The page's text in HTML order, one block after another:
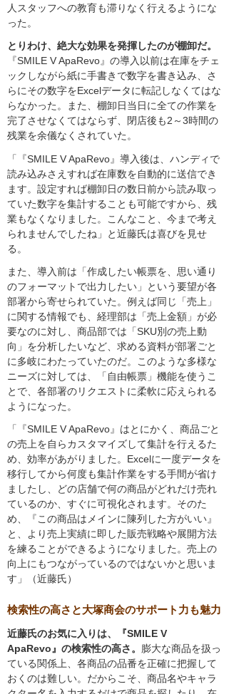
人スタッフへの教育も滞りなく行えるようにな
った。
とりわけ、絶大な効果を発揮したのが棚卸だ。
『SMILE V ApaRevo』の導入以前は在庫をチェ
ックしながら紙に手書きで数字を書き込み、さ
らにその数字をExcelデータに転記しなくてはな
らなかった。また、棚卸日当日に全ての作業を
完了させなくてはならず、閉店後も2～3時間の
残業を余儀なくされていた。
「『SMILE V ApaRevo』導入後は、ハンディで
読み込みさえすれば在庫数を自動的に送信でき
ます。設定すれば棚卸日の数日前から読み取っ
ていた数字を集計することも可能ですから、残
業もなくなりました。こんなこと、今まで考え
られませんでしたね」と近藤氏は喜びを見せ
る。
また、導入前は「作成したい帳票を、思い通り
のフォーマットで出力したい」という要望が各
部署から寄せられていた。例えば同じ「売上」
に関する情報でも、経理部は「売上金額」が必
要なのに対し、商品部では「SKU別の売上動
向」を分析したいなど、求める資料が部署ごと
に多岐にわたっていたのだ。このような多様な
ニーズに対しては、「自由帳票」機能を使うこ
とで、各部署のリクエストに柔軟に応えられる
ようになった。
「『SMILE V ApaRevo』はとにかく、商品ごと
の売上を自らカスタマイズして集計を行えるた
め、効率があがりました。Excelに一度データを
移行してから何度も集計作業をする手間が省け
ましたし、どの店舗で何の商品がどれだけ売れ
ているのか、すぐに可視化されます。そのた
め、『この商品はメインに陳列した方がいい』
と、より売上実績に即した販売戦略や展開方法
を練ることができるようになりました。売上の
向上にもつながっているのではないかと思いま
す」（近藤氏）
検索性の高さと大塚商会のサポート力も魅力
近藤氏のお気に入りは、『SMILE V
ApaRevo』の検索性の高さ。 膨大な商品を扱っ
ている関係上、各商品の品番を正確に把握して
おくのは難しい。だからこそ、商品名やキャラ